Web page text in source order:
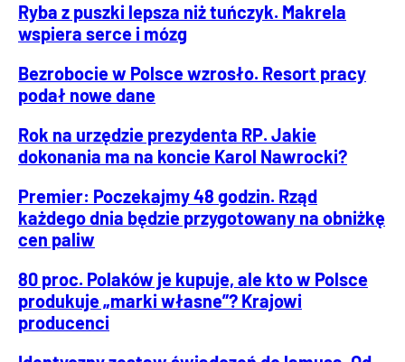
Ryba z puszki lepsza niż tuńczyk. Makrela
wspiera serce i mózg
Bezrobocie w Polsce wzrosło. Resort pracy
podał nowe dane
Rok na urzędzie prezydenta RP. Jakie
dokonania ma na koncie Karol Nawrocki?
Premier: Poczekajmy 48 godzin. Rząd
każdego dnia będzie przygotowany na obniżkę
cen paliw
80 proc. Polaków je kupuje, ale kto w Polsce
produkuje „marki własne”? Krajowi
producenci